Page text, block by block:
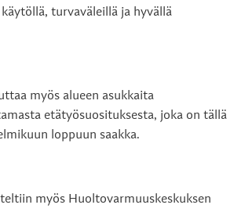
turvaväleillä ja hyvällä
myös alueen asukkaita
etätyösuosituksesta, joka on tällä
loppuun saakka.
myös Huoltovarmuuskeskuksen